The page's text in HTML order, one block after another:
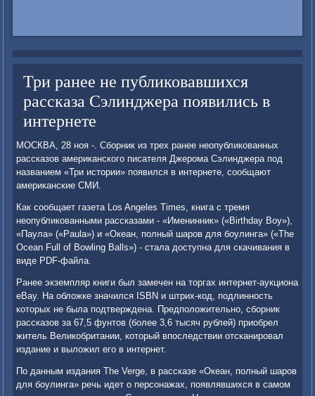
Три ранее не публиковавшихся
рассказа Сэлинджера появились в
интернете
МОСКВА, 28 ноя -. Сборник из трех ранее неопубликованных
рассказов американского писателя Джерома Сэлинджера под
названием «Три истории» появился в интернете, сообщают
американские СМИ.
Как сообщает газета Los Angeles Times, книга с тремя
неопубликованными рассказами - «Именинник» («Birthday Boy»),
«Паула» («Paula») и «Океан, полный шаров для боулинга» («The
Ocean Full of Bowling Balls») - стала доступна для скачивания в
виде PDF-файла.
Ранее экземпляр книги был замечен на торгах интернет-аукциона
eBay. На обложке значился ISBN и штрих-код, подлинность
которых не была подтверждена. Предположительно, сборник
рассказов за 67,5 фунтов (более 3,6 тысяч рублей) приобрел
житель Великобритании, который впоследствии отсканировал
издание и выложил его в интернет.
По данным издания The Verge, в рассказе «Океан, полный шаров
для боулинга» речь идет о персонажах, появлявшихся в самом